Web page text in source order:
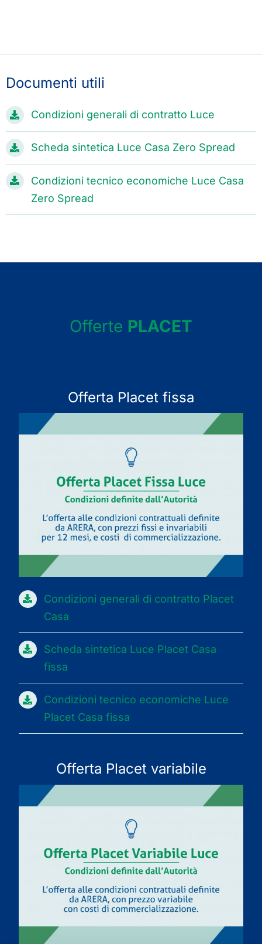
Documenti utili
Condizioni generali di contratto Luce
Scheda sintetica Luce Casa Zero Spread
Condizioni tecnico economiche Luce Casa
Zero Spread
Offerte PLACET
Offerta Placet fissa
Condizioni generali di contratto Placet
Casa
Scheda sintetica Luce Placet Casa
fissa
Condizioni tecnico economiche Luce
Placet Casa fissa
Offerta Placet variabile